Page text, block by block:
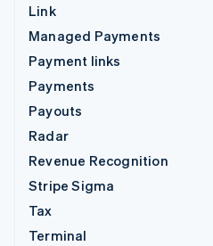
Link
Managed Payments
Payment links
Payments
Payouts
Radar
Revenue Recognition
Stripe Sigma
Tax
Terminal